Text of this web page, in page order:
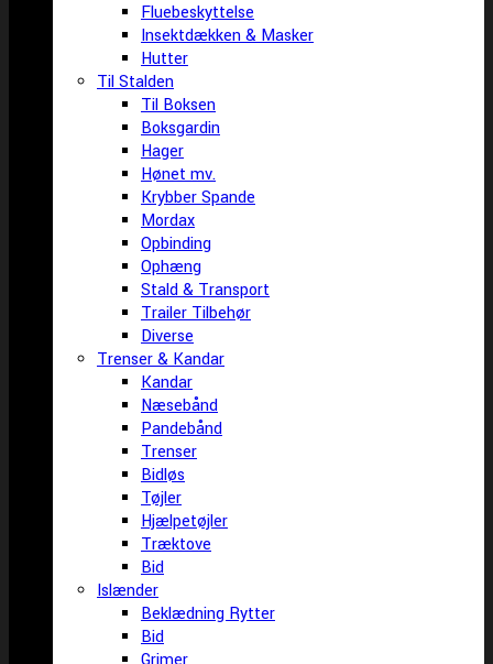
Fluebeskyttelse
Insektdækken & Masker
Hutter
Til Stalden
Til Boksen
Boksgardin
Hager
Hønet mv.
Krybber Spande
Mordax
Opbinding
Ophæng
Stald & Transport
Trailer Tilbehør
Diverse
Trenser & Kandar
Kandar
Næsebånd
Pandebånd
Trenser
Bidløs
Tøjler
Hjælpetøjler
Træktove
Bid
Islænder
Beklædning Rytter
Bid